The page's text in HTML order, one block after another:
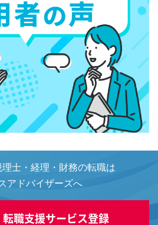
士・経理・財務の転職は
アドバイザーズへ
転職支援サービス登録